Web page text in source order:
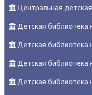
Центральная
Детская библиотека
Детская библиотека
Детская библиотека
Детская библиотека